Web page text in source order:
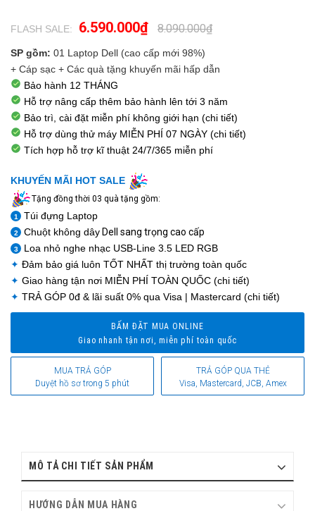
FLASH SALE: 6.590.000₫ 8.090.000₫
SP gồm: 01 Laptop Dell (cao cấp mới 98%)
+ Cáp sạc + Các quà tặng khuyến mãi hấp dẫn
Bảo hành 12 THÁNG
Hỗ trợ nâng cấp thêm bảo hành lên tới 3 năm
Bảo trì, cài đặt miễn phí không giới hạn (chi tiết)
Hỗ trợ dùng thử máy MIỄN PHÍ 07 NGÀY (chi tiết)
Tích hợp hỗ trợ kĩ thuật 24/7/365 miễn phí
KHUYẾN MÃI HOT SALE
Tặng đồng thời 03 quà tặng gồm:
1 Túi đựng Laptop
2 Chuột không dây Dell sang trọng cao cấp
3
Loa nhỏ nghe nhạc USB-Line 3.5 LED RGB
✦ Đảm bảo giá luôn TỐT NHẤT thị trường toàn quốc
✦ Giao hàng tận nơi MIỄN PHÍ TOÀN QUỐC (chi tiết)
✦ TRẢ GÓP 0đ & lãi suất 0% qua Visa | Mastercard (chi tiết)
BẤM ĐẶT MUA ONLINE
Giao nhanh tận nơi, miễn phí toàn quốc
MUA TRẢ GÓP
Duyệt hồ sơ trong 5 phút
TRẢ GÓP QUA THẺ
Visa, Mastercard, JCB, Amex
MÔ TẢ CHI TIẾT SẢN PHẨM
HƯỚNG DẪN MUA HÀNG